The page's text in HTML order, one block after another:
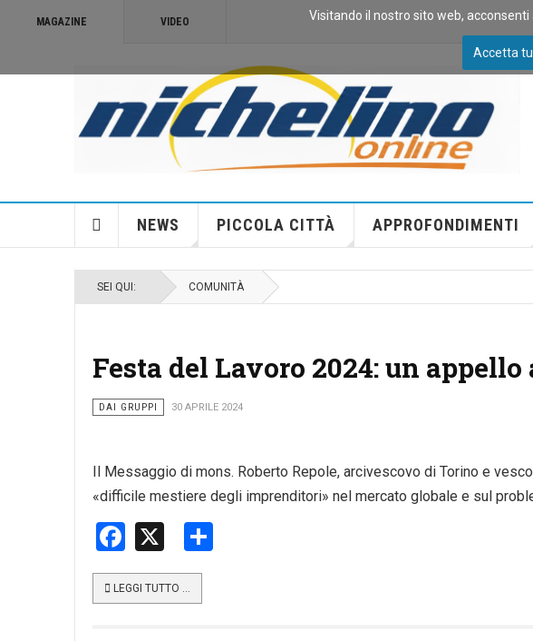
MAGAZINE VIDEO
NEWS PICCOLA CITTÀ APPROFONDIMENTI
SEI QUI: COMUNITÀ
Festa del Lavoro 2024: un
DAI GRUPPI 30 APRILE 2024
Il Messaggio di mons. Roberto Repole, arcivescovo di Torino e
«difficile mestiere degli imprenditori» nel mercato globale e sul
Facebook
LEGGI TUTTO …
Visitando il nostro sito web,
Accetta